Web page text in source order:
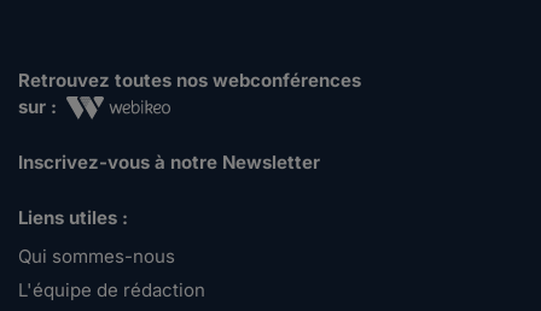
Retrouvez toutes nos webconférences
sur :
Inscrivez-vous à notre Newsletter
Liens utiles :
Qui sommes-nous
L'équipe de rédaction